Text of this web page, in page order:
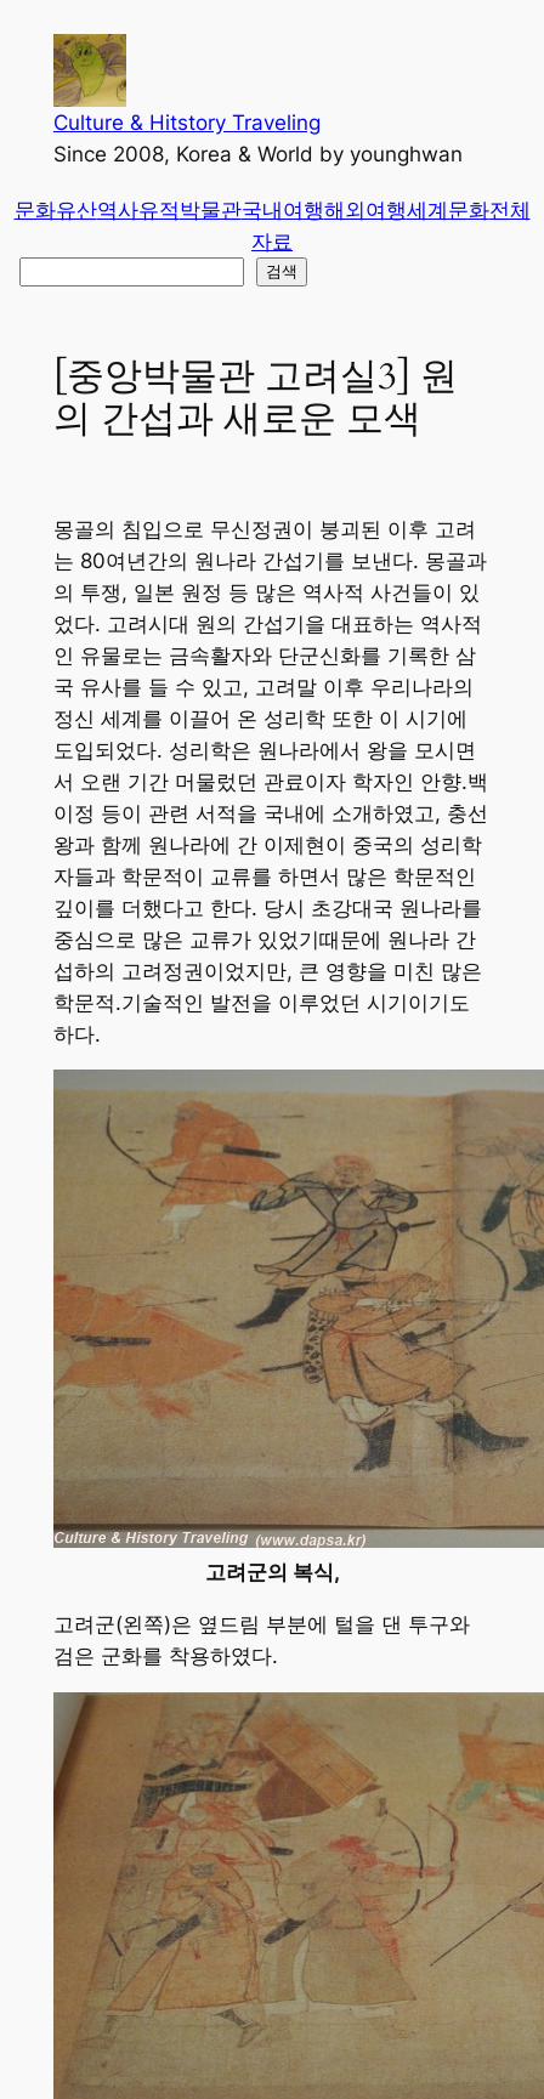
가
Culture & Hitstory Traveling
Since 2008, Korea & World by younghwan
문화유산역사유적박물관국내여행해외여행세계문화전체
자료
검색
[중앙박물관 고려실3] 원
의 간섭과 새로운 모색
몽골의 침입으로 무신정권이 붕괴된 이후 고려
는 80여년간의 원나라 간섭기를 보낸다. 몽골과
의 투쟁, 일본 원정 등 많은 역사적 사건들이 있
었다. 고려시대 원의 간섭기을 대표하는 역사적
인 유물로는 금속활자와 단군신화를 기록한 삼
국 유사를 들 수 있고, 고려말 이후 우리나라의
정신 세계를 이끌어 온 성리학 또한 이 시기에
도입되었다. 성리학은 원나라에서 왕을 모시면
서 오랜 기간 머물렀던 관료이자 학자인 안향.백
이정 등이 관련 서적을 국내에 소개하였고, 충선
왕과 함께 원나라에 간 이제현이 중국의 성리학
자들과 학문적이 교류를 하면서 많은 학문적인
깊이를 더했다고 한다. 당시 초강대국 원나라를
중심으로 많은 교류가 있었기때문에 원나라 간
섭하의 고려정권이었지만, 큰 영향을 미친 많은
학문적.기술적인 발전을 이루었던 시기이기도
하다.
고려군의 복식,
고려군(왼쪽)은 옆드림 부분에 털을 댄 투구와
검은 군화를 착용하였다.